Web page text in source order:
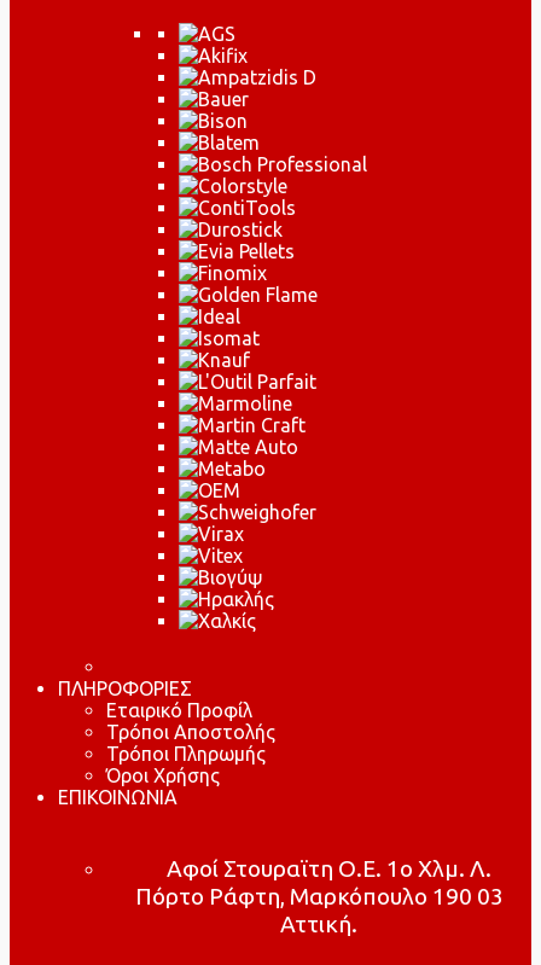
ΠΛΗΡΟΦΟΡΙΕΣ
Εταιρικό Προφίλ
Τρόποι Αποστολής
Τρόποι Πληρωμής
Όροι Χρήσης
ΕΠΙΚΟΙΝΩΝΙΑ
Αφοί Στουραϊτη Ο.Ε. 1ο Χλμ. Λ.
Πόρτο Ράφτη, Μαρκόπουλο 190 03
Αττική.